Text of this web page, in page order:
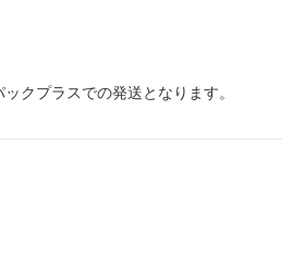
クプラスでの発送となります。